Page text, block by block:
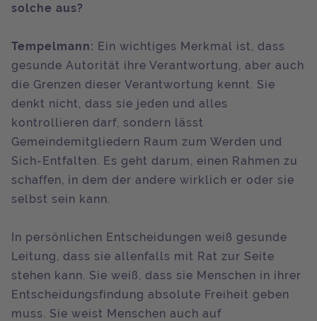
solche aus?
Tempelmann: Ein wichtiges Merkmal ist, dass
gesunde Autorität ihre Verantwortung, aber auch
die Grenzen dieser Verantwortung kennt. Sie
denkt nicht, dass sie jeden und alles
kontrollieren darf, sondern lässt
Gemeindemitgliedern Raum zum Werden und
Sich-Entfalten. Es geht darum, einen Rahmen zu
schaffen, in dem der andere wirklich er oder sie
selbst sein kann.
In persönlichen Entscheidungen weiß gesunde
Leitung, dass sie allenfalls mit Rat zur Seite
stehen kann. Sie weiß, dass sie Menschen in ihrer
Entscheidungsfindung absolute Freiheit geben
muss. Sie weist Menschen auch auf